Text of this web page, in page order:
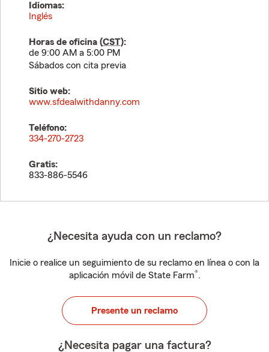
Idiomas:
Inglés
Horas de oficina (CST):
de 9:00 AM a 5:00 PM
Sábados con cita previa
Sitio web:
www.sfdealwithdanny.com
Teléfono:
334-270-2723
Gratis:
833-886-5546
¿Necesita ayuda con un reclamo?
Inicie o realice un seguimiento de su reclamo en línea o con la
aplicación móvil de State Farm®.
Presente un reclamo
¿Necesita pagar una factura?